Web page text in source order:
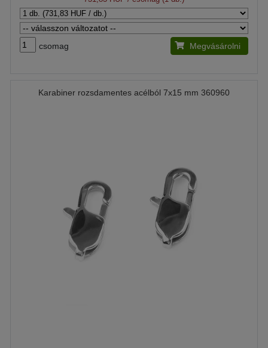
csomag Megvásárolni
Karabiner rozsdamentes acélból 7x15 mm 360960